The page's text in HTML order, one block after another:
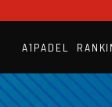
A1PADEL